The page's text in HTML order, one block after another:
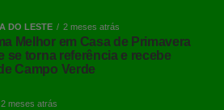
DO LESTE 2 meses atrás
Melhor em Casa de Primavera
se torna referência e recebe
Campo Verde
2 meses atrás